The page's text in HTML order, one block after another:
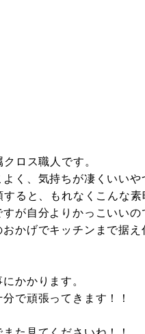
ロス職人です。
く、気持ちが凄くいいや
ると、もれなくこんな
が自分よりかっこいいの
かげでキッチンまで据
かかります。
で頑張ってきます！！